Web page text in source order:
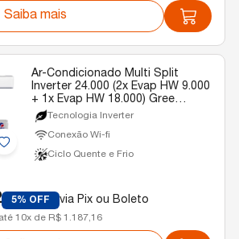
Saiba mais
Ar-Condicionado Multi Split
Inverter 24.000 (2x Evap HW 9.000
+ 1x Evap HW 18.000) Gree
Quente/Frio R-32 220v
Tecnologia Inverter
Conexão Wi-fi
Ciclo Quente e Frio
5% OFF via Pix ou Boleto
10x de R$ 1.187,16